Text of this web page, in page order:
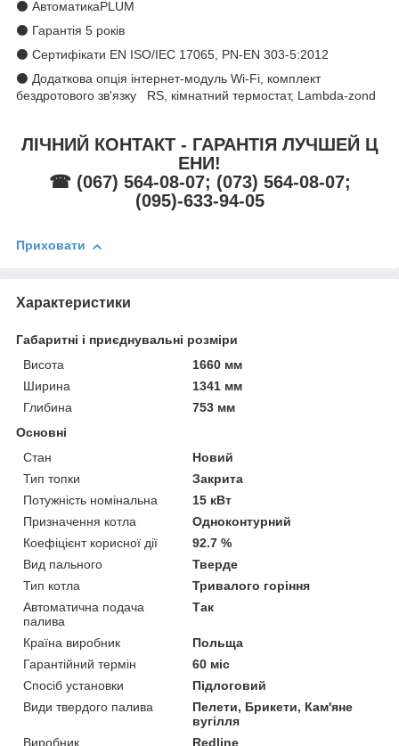
⚫ АвтоматикаPLUM
⚫ Гарантія 5 років
⚫ Сертифікати EN ISO/IEC 17065, PN-EN 303-5:2012
⚫ Додаткова опція інтернет-модуль Wi-Fi, комплект
бездротового зв'язку RS, кімнатний термостат, Lambda-zond
ЛІЧНИЙ КОНТАКТ - ГАРАНТІЯ ЛУЧШЕЙ Ц
ЕНИ!
☎ (067) 564-08-07; (073) 564-08-07;
(095)-633-94-05
Приховати
Характеристики
Габаритні і приєднувальні розміри
Висота
1660 мм
Ширина
1341 мм
Глибина
753 мм
Основні
Стан
Новий
Тип топки
Закрита
Потужність номінальна
15 кВт
Призначення котла
Одноконтурний
Коефіцієнт корисної дії
92.7 %
Вид пального
Тверде
Тип котла
Тривалого горіння
Автоматична подача
палива
Так
Країна виробник
Польща
Гарантійний термін
60 міс
Спосіб установки
Підлоговий
Види твердого палива
Пелети, Брикети, Кам'яне
вугілля
Виробник
Redline